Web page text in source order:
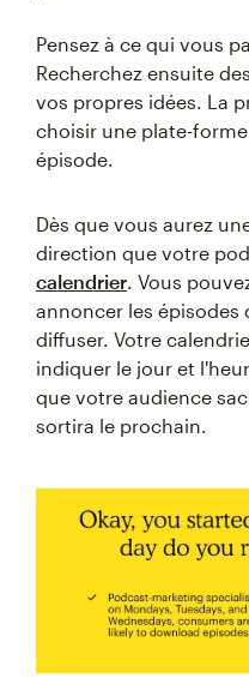
Pensez à ce qui vous
Recherchez ensuite
vos propres idées. La
choisir une plate-
épisode.
Dès que vous aurez
direction que votre
calendrier. Vous
annoncer les épisodes
diffuser. Votre
indiquer le jour et
que votre audience
sortira le prochain.